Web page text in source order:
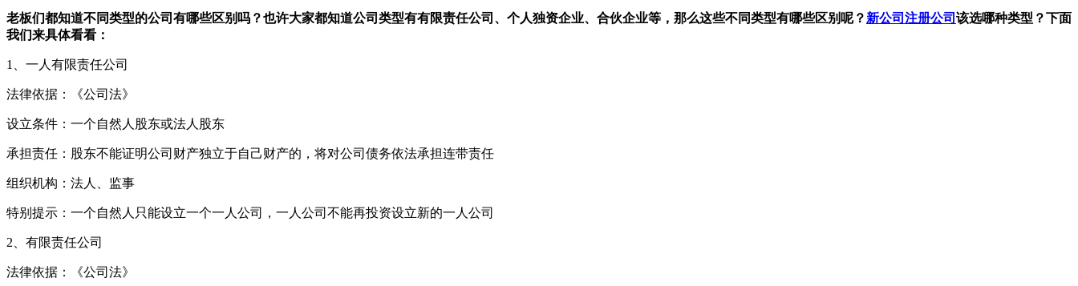
老板们都知道不同类型的公司有哪些区别吗？也许大家都知道公司类型有有限责任公司、个人独资企业、合伙企业等，那么这些不同类型有哪些区别呢？ 新公司注册公司 该选哪种类型？下面
我们来具体看看：
1、一人有限责任公司
法律依据：《公司法》
设立条件：一个自然人股东或法人股东
承担责任：股东不能证明公司财产独立于自己财产的，将对公司债务依法承担连带责任
组织机构：法人、监事
特别提示：一个自然人只能设立一个一人公司，一人公司不能再投资设立新的一人公司
2、有限责任公司
法律依据：《公司法》